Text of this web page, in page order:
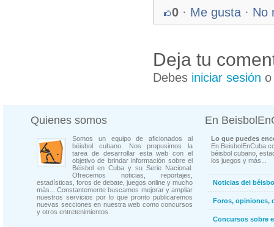
0 · Me gusta · No
Deja tu
Debes iniciar sesión
Quienes somos
Somos un equipo de aficionados al
béisbol cubano. Nos propusimos la
tarea de desarrollar esta web con el
objetivo de brindar información sobre el
Béisbol en Cuba y su Serie Nacional.
Ofrecemos noticias, reportajes,
estadísticas, foros de debate, juegos online y mucho
más... Constantemente buscamos mejorar y ampliar
nuestros servicios por lo que pronto publicaremos
nuevas secciones en nuestra web como concursos
y otros entretenimientos.
En
Lo que puedes
En
béisbol cubano,
los juegos y más...
Noticias del
Foros, opiniones,
Concursos sobre